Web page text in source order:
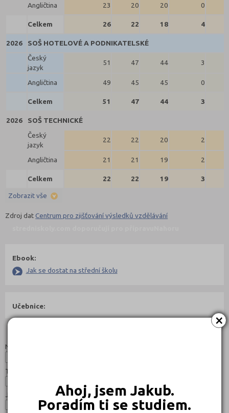
×
Ahoj, jsem Jakub.
Poradím ti se studiem.
Angličtina 23 20 20 0
Celkem 26 22 18 4
2026
SOŠ HOTELOVÉ A PODNIKATELSKÉ
Český
jazyk
51 47 44 3
Angličtina 49 45 45 0
Celkem 51 47 44 3
2026
SOŠ TECHNICKÉ
Český
jazyk
22 22 20 2
Angličtina 21 21 19 2
Celkem 22 22 19 3
Zobrazit vše
Zdroj datCentrum pro zjišťování výsledků vzdělávání
Ebook:
Jak se dostat na střední školu
Učebnice:
Název:
Typ:
Jazyk: